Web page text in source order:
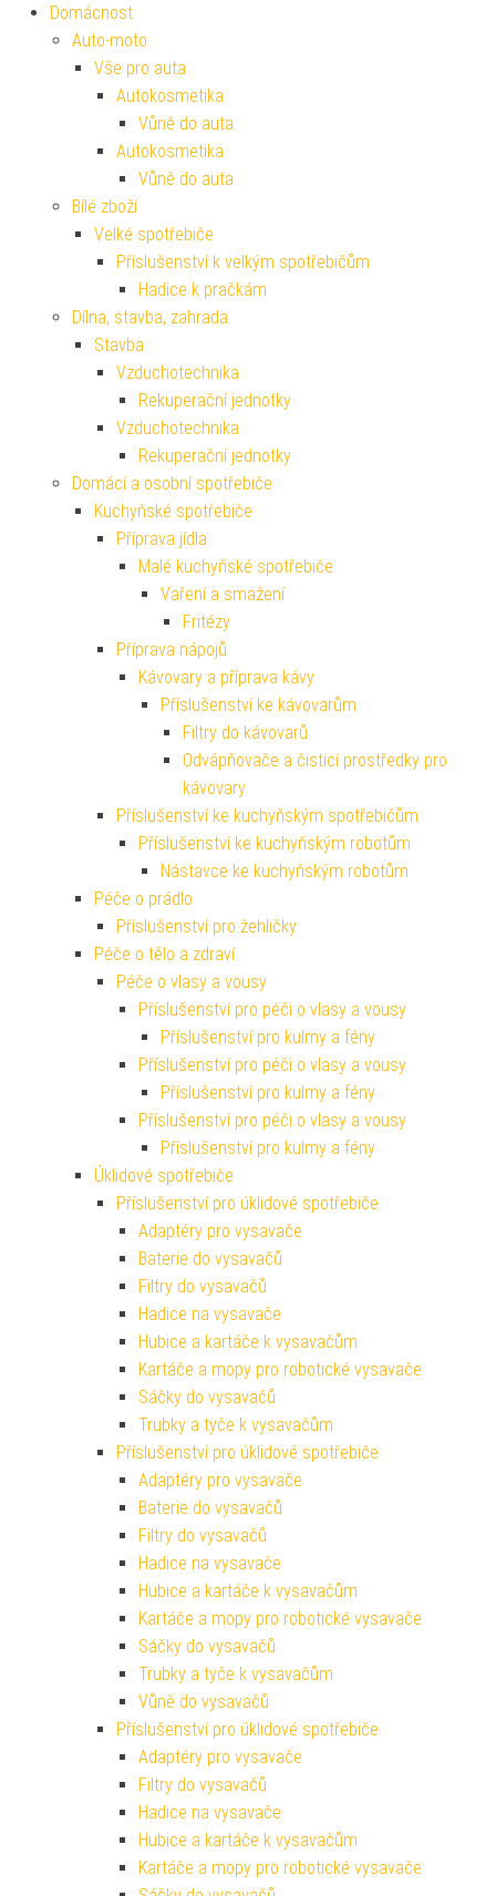
Domácnost
Auto-moto
Vše pro auta
Autokosmetika
Vůně do auta
Autokosmetika
Vůně do auta
Bílé zboží
Velké spotřebiče
Příslušenství k velkým spotřebičům
Hadice k pračkám
Dílna, stavba, zahrada
Stavba
Vzduchotechnika
Rekuperační jednotky
Vzduchotechnika
Rekuperační jednotky
Domácí a osobní spotřebiče
Kuchyňské spotřebiče
Příprava jídla
Malé kuchyňské spotřebiče
Vaření a smažení
Fritézy
Příprava nápojů
Kávovary a příprava kávy
Příslušenství ke kávovarům
Filtry do kávovarů
Odvápňovače a čisticí prostředky pro
kávovary
Příslušenství ke kuchyňským spotřebičům
Příslušenství ke kuchyňským robotům
Nástavce ke kuchyňským robotům
Péče o prádlo
Příslušenství pro žehličky
Péče o tělo a zdraví
Péče o vlasy a vousy
Příslušenství pro péči o vlasy a vousy
Příslušenství pro kulmy a fény
Příslušenství pro péči o vlasy a vousy
Příslušenství pro kulmy a fény
Příslušenství pro péči o vlasy a vousy
Příslušenství pro kulmy a fény
Úklidové spotřebiče
Příslušenství pro úklidové spotřebiče
Adaptéry pro vysavače
Baterie do vysavačů
Filtry do vysavačů
Hadice na vysavače
Hubice a kartáče k vysavačům
Kartáče a mopy pro robotické vysavače
Sáčky do vysavačů
Trubky a tyče k vysavačům
Příslušenství pro úklidové spotřebiče
Adaptéry pro vysavače
Baterie do vysavačů
Filtry do vysavačů
Hadice na vysavače
Hubice a kartáče k vysavačům
Kartáče a mopy pro robotické vysavače
Sáčky do vysavačů
Trubky a tyče k vysavačům
Vůně do vysavačů
Příslušenství pro úklidové spotřebiče
Adaptéry pro vysavače
Filtry do vysavačů
Hadice na vysavače
Hubice a kartáče k vysavačům
Kartáče a mopy pro robotické vysavače